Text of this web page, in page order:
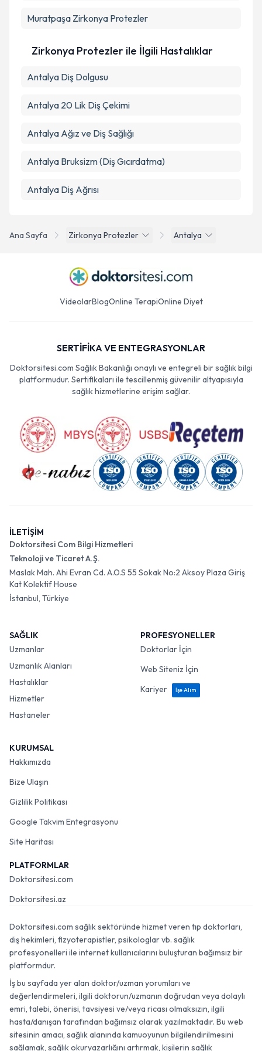
Ana Sayfa Zirkonya Protezler Antalya
Muratpaşa Zirkonya Protezler
Zirkonya Protezler ile İlgili Hastalıklar
Antalya Diş Dolgusu
Antalya 20 Lik Diş Çekimi
Antalya Ağız ve Diş Sağlığı
Antalya Bruksizm (Diş Gıcırdatma)
Antalya Diş Ağrısı
VideolarBlogOnline TerapiOnline Diyet
SERTİFİKA VE ENTEGRASYONLAR
Doktorsitesi.com Sağlık Bakanlığı onaylı ve entegreli bir sağlık bilgi
platformudur. Sertifikaları ile tescillenmiş güvenilir altyapısıyla
sağlık hizmetlerine erişim sağlar.
İLETİŞİM
Doktorsitesi Com Bilgi Hizmetleri
Teknoloji ve Ticaret A.Ş.
Maslak Mah. Ahi Evran Cd. A.O.S 55 Sokak No:2 Aksoy Plaza Giriş
Kat Kolektif House
İstanbul, Türkiye
SAĞLIK
Uzmanlar
Uzmanlık Alanları
Hastalıklar
Hizmetler
Hastaneler
PROFESYONELLER
Doktorlar İçin
Web Siteniz İçin
Kariyer
İşe Alım
KURUMSAL
Hakkımızda
Bize Ulaşın
Gizlilik Politikası
Google Takvim Entegrasyonu
Site Haritası
PLATFORMLAR
Doktorsitesi.com
Doktorsitesi.az
Doktorsitesi.com sağlık sektöründe hizmet veren tıp doktorları,
diş hekimleri, fizyoterapistler, psikologlar vb. sağlık
profesyonelleri ile internet kullanıcılarını buluşturan bağımsız bir
platformdur.
İş bu sayfada yer alan doktor/uzman yorumları ve
değerlendirmeleri, ilgili doktorun/uzmanın doğrudan veya dolaylı
emri, talebi, önerisi, tavsiyesi ve/veya ricası olmaksızın, ilgili
hasta/danışan tarafından bağımsız olarak yazılmaktadır. Bu web
sitesinin amacı, sağlık alanında kamuoyunun bilgilendirilmesini
sağlamak, sağlık okuryazarlığını artırmak, kişilerin sağlık